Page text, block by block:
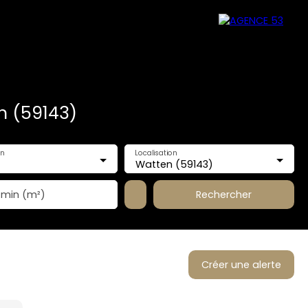
(59143)
Watten (59143)
Localisation
(m²) Rechercher
Créer une alerte